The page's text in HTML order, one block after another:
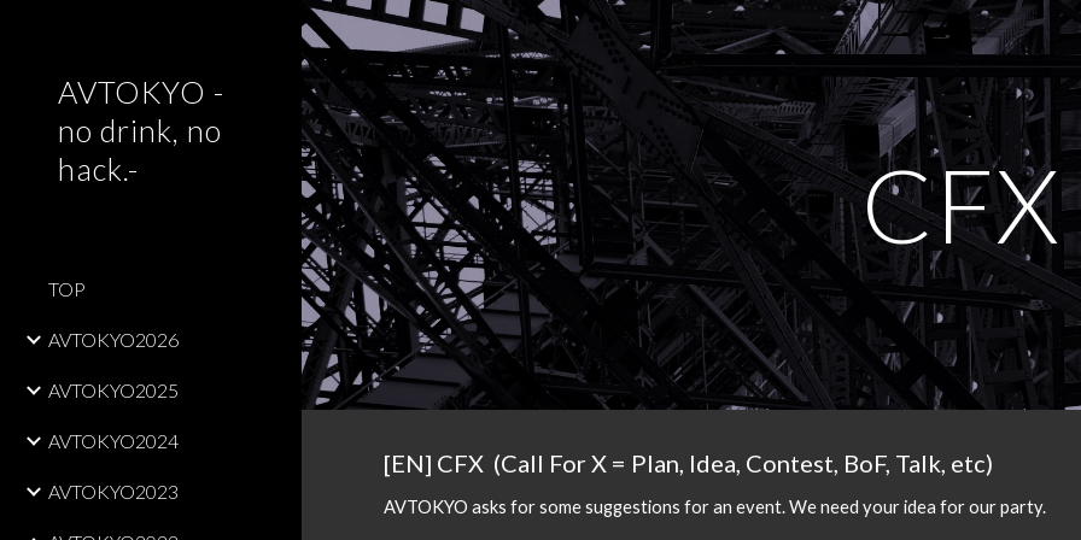
Skip to main content Skip to
AVTOKYO -
no drink, no
hack.-
TOP
AVTOKYO2026
AVTOKYO2025
AVTOKYO2024
AVTOKYO2023
CFX
[EN] CFX (Call For X = Plan, Idea, Contest, BoF, Talk, etc)
AVTOKYO asks for some suggestions for an event. We need your idea for our party.